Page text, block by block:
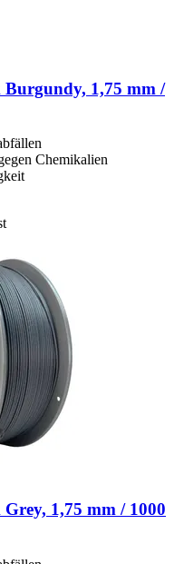
1,75 mm /
Chemikalien
1,75 mm / 1000